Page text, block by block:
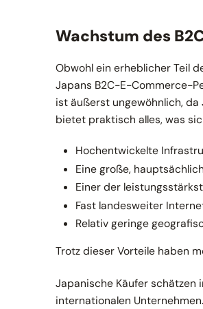
Wachstum des
Obwohl ein erheblicher Teil
Japans B2C-E-Commerce-
ist äußerst ungewöhnlich,
bietet praktisch alles, was
Hochentwickelte
Eine große,
Einer der
Fast landesweiter
Relativ geringe
Trotz dieser Vorteile haben
Japanische Käufer schätzen
internationalen